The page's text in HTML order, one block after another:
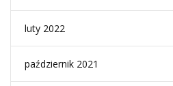
luty 2022
październik 2021